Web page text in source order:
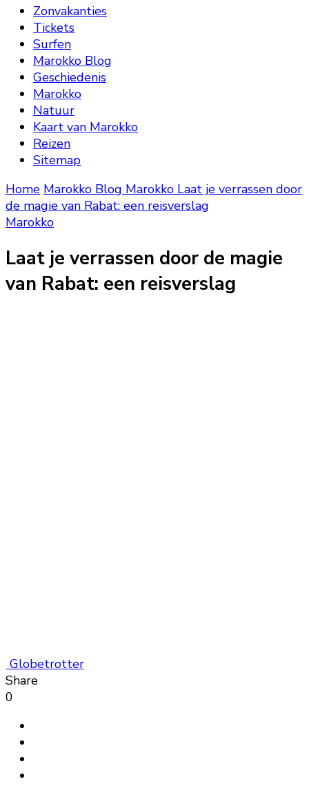
Zonvakanties
Tickets
Surfen
Marokko Blog
Geschiedenis
Marokko
Natuur
Kaart van Marokko
Reizen
Sitemap
Home Marokko Blog Marokko Laat je verrassen door
de magie van Rabat: een reisverslag
Marokko
Laat je verrassen door de magie
van Rabat: een reisverslag
Globetrotter
Share
0